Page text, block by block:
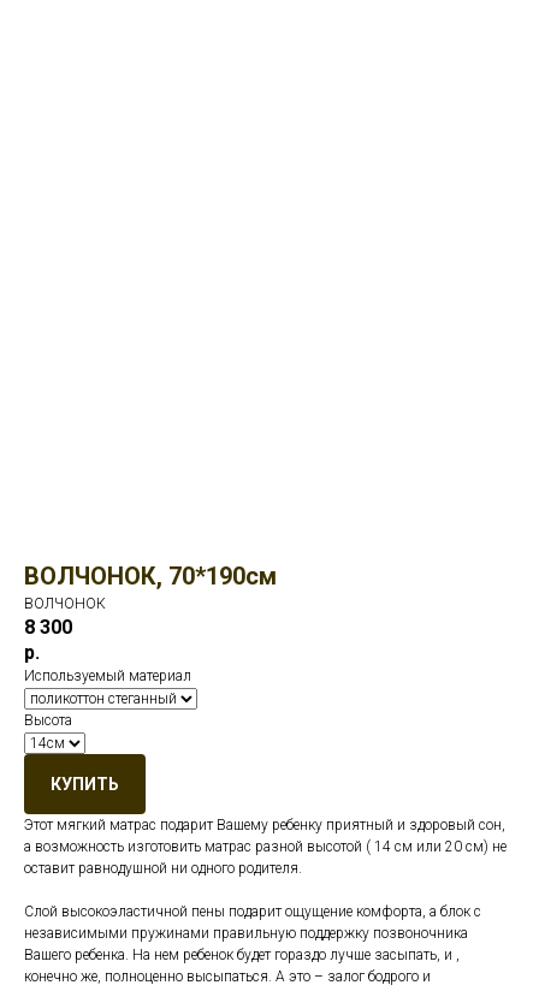
ВОЛЧОНОК, 70*190см
ВОЛЧОНОК
8 300
р.
Используемый материал
Высота
КУПИТЬ
Этот мягкий матрас подарит Вашему ребенку приятный и здоровый сон,
а возможность изготовить матрас разной высотой ( 14 см или 20 см) не
оставит равнодушной ни одного родителя.
Слой высокоэластичной пены подарит ощущение комфорта, а блок с
независимыми пружинами правильную поддержку позвоночника
Вашего ребенка. На нем ребенок будет гораздо лучше засыпать, и ,
конечно же, полноценно высыпаться. А это – залог бодрого и